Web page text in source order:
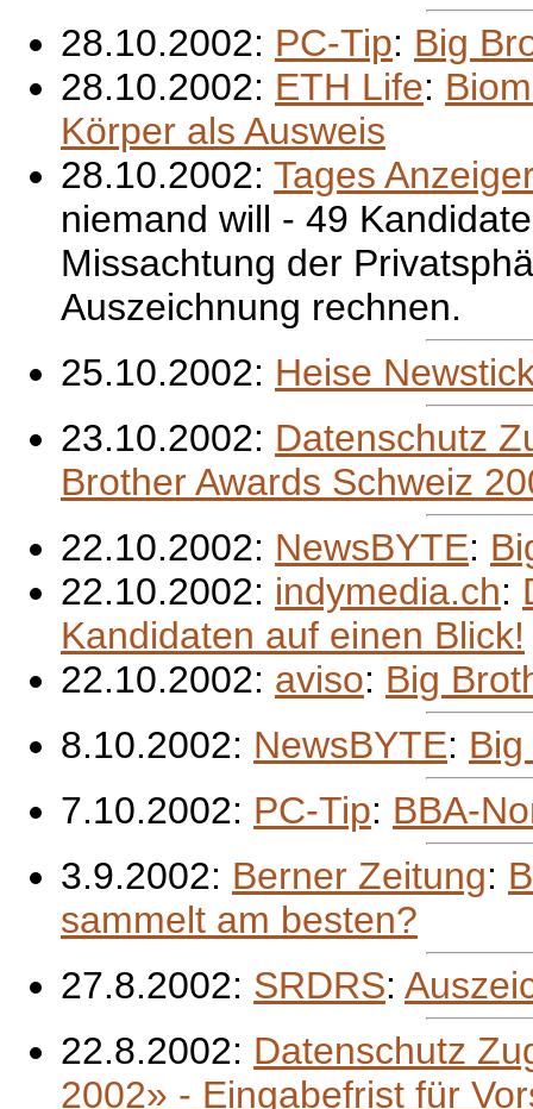
28.10.2002: PC-Tip: Big
28.10.2002: ETH Life:
Körper als Ausweis
28.10.2002: Tages
niemand will - 49
Missachtung der
Auszeichnung rechnen.
25.10.2002: Heise
23.10.2002: Datenschutz
Brother Awards Schweiz
22.10.2002: NewsBYTE:
22.10.2002: indymedia.ch:
Kandidaten auf einen Blick!
22.10.2002: aviso: Big
8.10.2002: NewsBYTE:
7.10.2002: PC-Tip: BBA-
3.9.2002: Berner Zeitung:
sammelt am besten?
27.8.2002: SRDRS:
22.8.2002: Datenschutz
2002» - Eingabefrist für